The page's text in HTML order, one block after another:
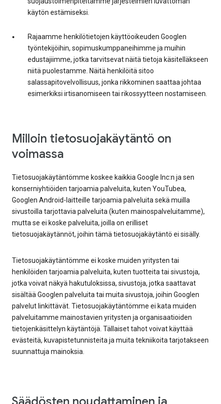
käytön estämiseksi.
Rajaamme henkilötietojen käyttöoikeuden Googlen
työntekijöihin, sopimuskumppaneihimme ja muihin
edustajiimme, jotka tarvitsevat näitä tietoja käsitelläkseen
niitä puolestamme. Näitä henkilöitä sitoo
salassapitovelvollisuus, jonka rikkominen saattaa johtaa
esimerkiksi irtisanomiseen tai rikossyytteen nostamiseen.
Milloin tietosuojakäytäntö on
voimassa
Tietosuojakäytäntömme koskee kaikkia Google Inc:n ja sen
konserniyhtiöiden tarjoamia palveluita, kuten YouTubea,
Googlen Android-laitteille tarjoamia palveluita sekä muilla
sivustoilla tarjottavia palveluita (kuten mainospalveluitamme),
mutta se ei koske palveluita, joilla on erilliset
tietosuojakäytännöt, joihin tämä tietosuojakäytäntö ei sisälly.
Tietosuojakäytäntömme ei koske muiden yritysten tai
henkilöiden tarjoamia palveluita, kuten tuotteita tai sivustoja,
jotka voivat näkyä hakutuloksissa, sivustoja, jotka saattavat
sisältää Googlen palveluita tai muita sivustoja, joihin Googlen
palvelut linkittävät. Tietosuojakäytäntömme ei kata muiden
palveluitamme mainostavien yritysten ja organisaatioiden
tietojenkäsittelyn käytäntöjä. Tällaiset tahot voivat käyttää
evästeitä, kuvapistetunnisteita ja muita tekniikoita tarjotakseen
suunnattuja mainoksia.